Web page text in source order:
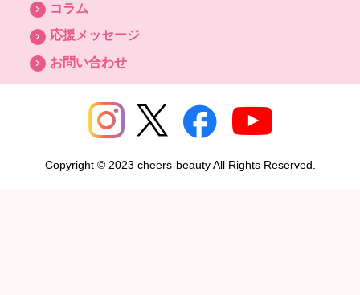
コラム
応援メッセージ
お問い合わせ
Copyright © 2023 cheers-beauty All Rights Reserved.